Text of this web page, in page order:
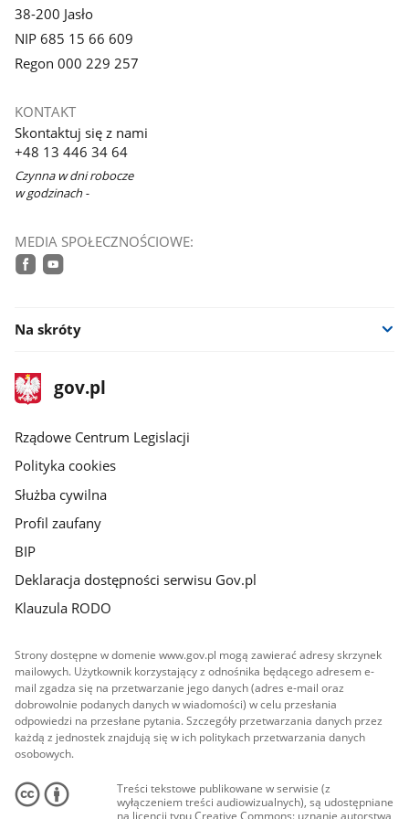
38-200 Jasło
NIP 685 15 66 609
Regon 000 229 257
KONTAKT
Skontaktuj się z nami
+48 13 446 34 64
Czynna w dni robocze
w godzinach -
MEDIA SPOŁECZNOŚCIOWE:
Na skróty
stopka
gov.plStrona
gov.pl
Rządowe Centrum Legislacji
Polityka cookies
Służba cywilna
Profil zaufany
BIP
Deklaracja dostępności serwisu Gov.pl
Klauzula RODO
Strony dostępne w domenie www.gov.pl mogą zawierać adresy skrzynek
mailowych. Użytkownik korzystający z odnośnika będącego adresem e-
mail zgadza się na przetwarzanie jego danych (adres e-mail oraz
dobrowolnie podanych danych w wiadomości) w celu przesłania
odpowiedzi na przesłane pytania. Szczegóły przetwarzania danych przez
każdą z jednostek znajdują się w ich politykach przetwarzania danych
osobowych.
Treści tekstowe publikowane w serwisie (z
wyłączeniem treści audiowizualnych), są udostępniane
na licencji typu Creative Commons: uznanie autorstwa